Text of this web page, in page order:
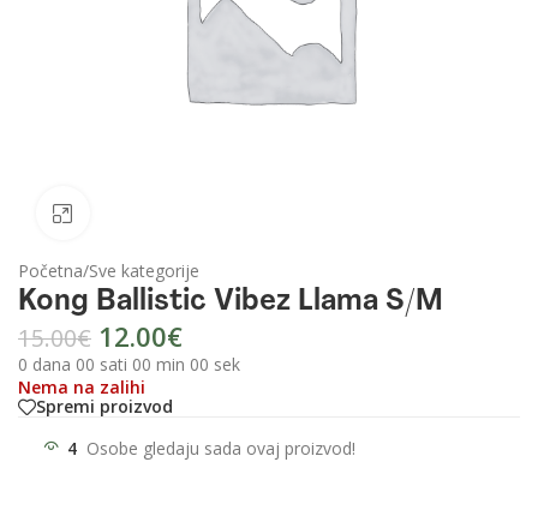
Početna/Sve kategorije
Kong Ballistic Vibez Llama S/M
15.00€ 12.00€
0 dana 00 sati 00 min 00 sek
Nema na zalihi
Spremi proizvod
4 Osobe gledaju sada ovaj proizvod!